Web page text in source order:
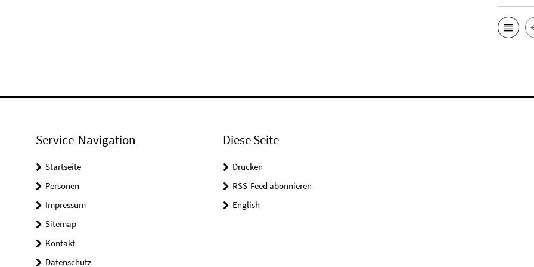
Service-Navigation
Startseite
Personen
Impressum
Sitemap
Kontakt
Datenschutz
Diese Seite
Drucken
RSS-Feed abonnieren
English